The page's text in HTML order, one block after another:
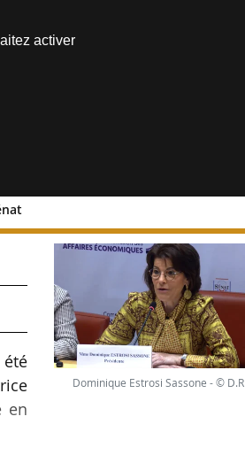
en
Dominique Estrosi Sassone - © D.R
activer